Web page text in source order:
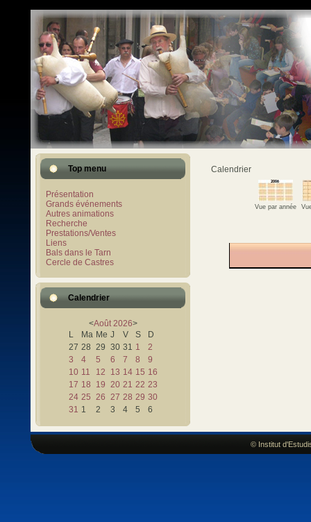
Top menu
Présentation
Grands événements
Autres animations
Recherche
Prestations/Ventes
Liens
Bals dans le Tarn
Cercle de Castres
Calendrier
<Août 2026>
L
Ma Me J V S
D
27 28 29 30 31 1
2
3
4 5 6 7 8
9
10 11 12 13 14 15 16
17 18 19 20 21 22 23
24 25 26 27 28 29 30
31 1 2 3 4 5 6
Calendrier
Vue par année
© Institut